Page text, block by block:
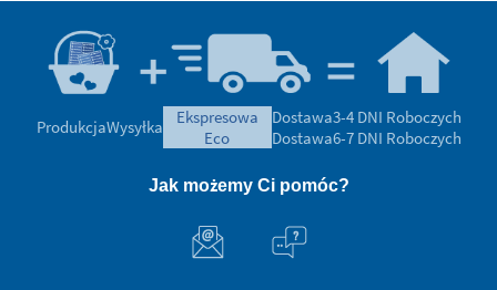
ProdukcjaWysyłka
ekspresowa
eco
Dostawa3-4 DNI Roboczych
Dostawa6-7 DNI Roboczych
Jak możemy Ci pomóc?